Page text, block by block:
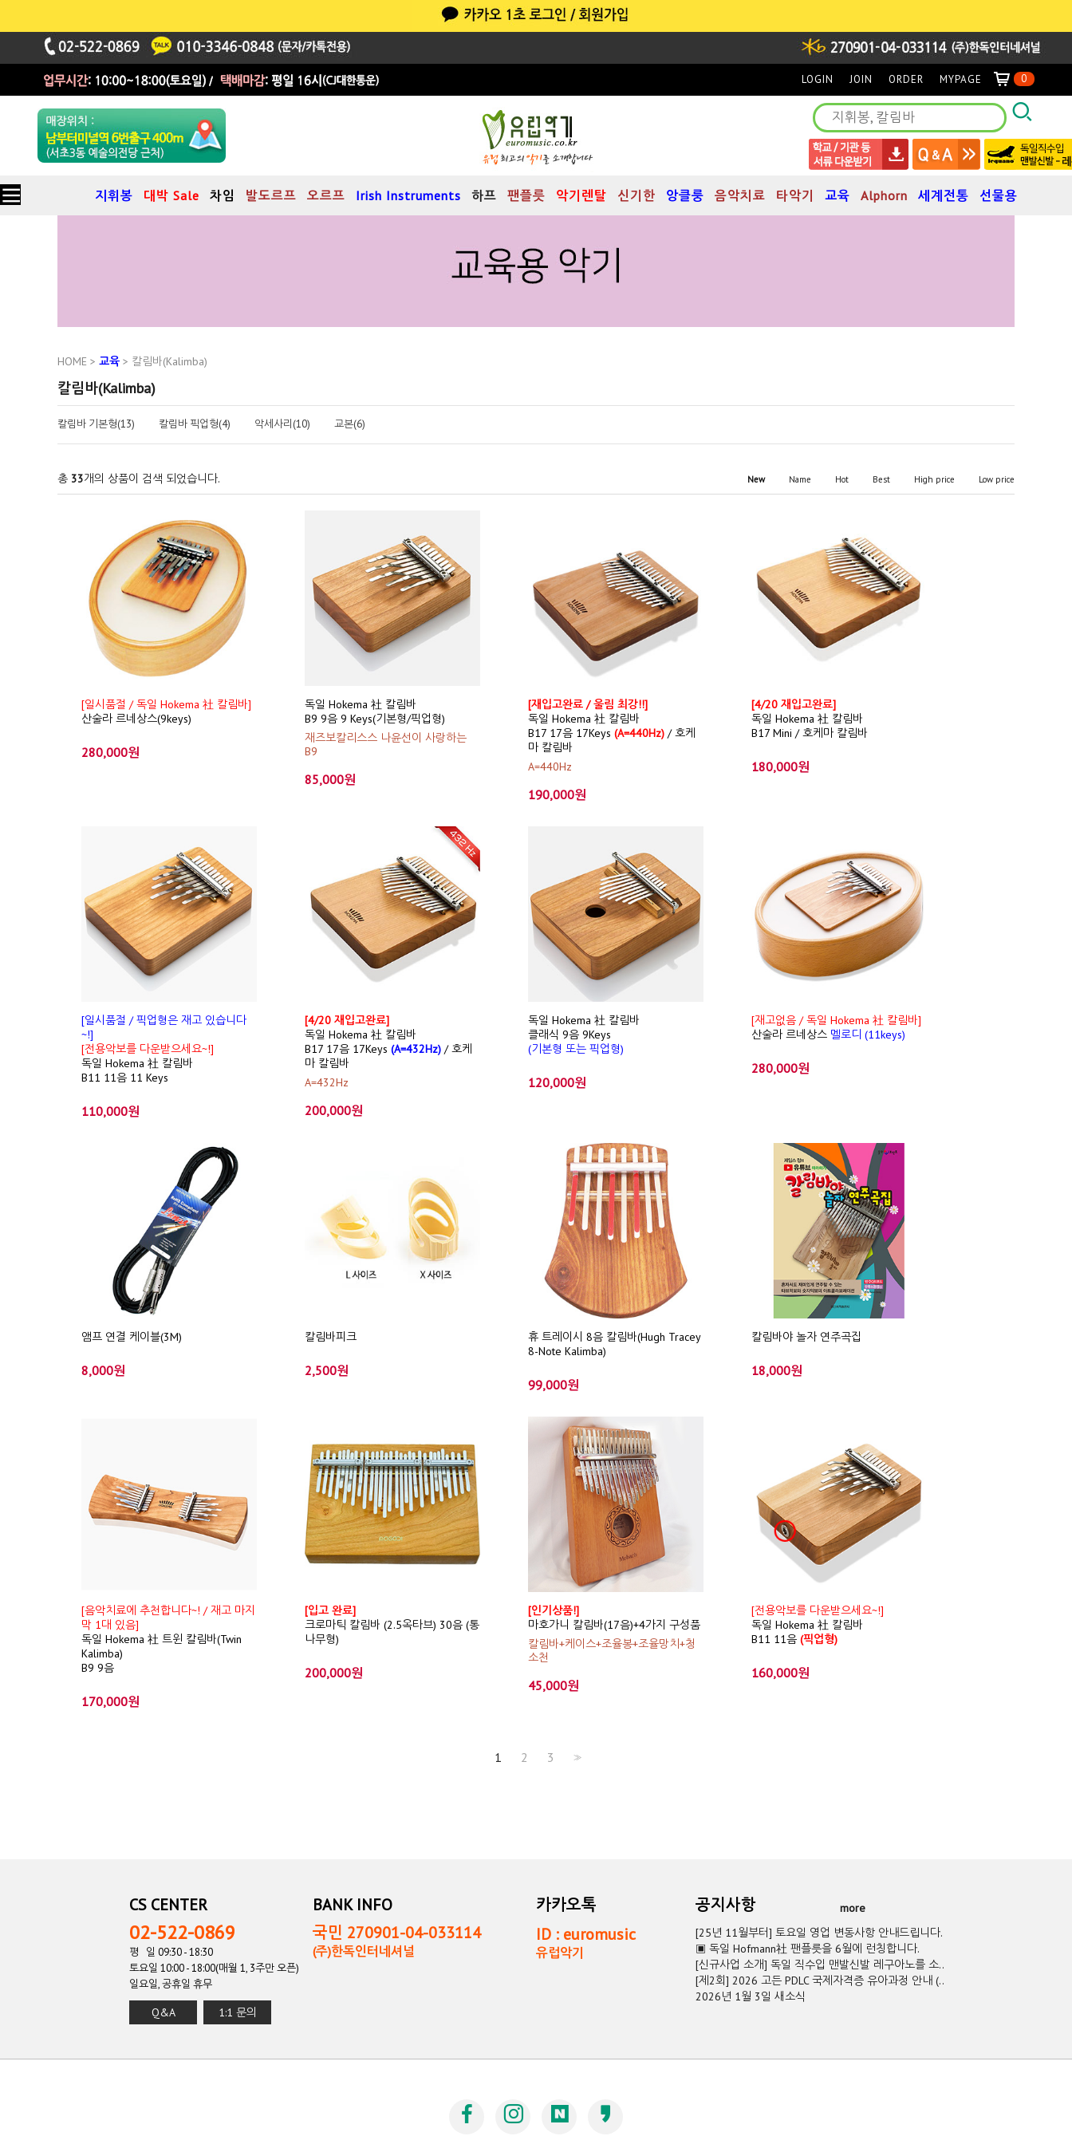
LOGIN JOIN ORDER MYPAGE 0
지휘봉 대박 Sale 차임 발도르프 오르프 Irish Instruments 하프 팬플릇 악기렌탈 신기한 앙클룽 음악치료 타악기 교육 Alphorn 세계전통 선물용
HOME > 교육 > 칼림바(Kalimba)
칼림바(Kalimba)
칼림바 기본형(13) 칼림바 픽업형(4) 악세사리(10) 교본(6)
총 33개의 상품이 검색 되었습니다. New Name Hot Best High price Low price
[일시품절 / 독일 Hokema 社 칼림바]
산술라 르네상스(9keys)
280,000원
독일 Hokema 社 칼림바
B9 9음 9 Keys(기본형/픽업형)
재즈보칼리스스 나윤선이 사랑하는
B9
85,000원
[재입고완료 / 울림 최강!!]
독일 Hokema 社 칼림바
B17 17음 17Keys (A=440Hz) / 호케
마 칼림바
A=440Hz
190,000원
[4/20 재입고완료]
독일 Hokema 社 칼림바
B17 Mini / 호케마 칼림바
180,000원
[일시품절 / 픽업형은 재고 있습니다
~!]
[전용악보를 다운받으세요~!]
독일 Hokema 社 칼림바
B11 11음 11 Keys
110,000원
[4/20 재입고완료]
독일 Hokema 社 칼림바
B17 17음 17Keys (A=432Hz) / 호케
마 칼림바
A=432Hz
200,000원
독일 Hokema 社 칼림바
클래식 9음 9Keys
(기본형 또는 픽업형)
120,000원
[재고없음 / 독일 Hokema 社 칼림바]
산술라 르네상스 멜로디 (11keys)
280,000원
앰프 연결 케이블(3M)
8,000원
칼림바피크
2,500원
휴 트레이시 8음 칼림바(Hugh Tracey
8-Note Kalimba)
99,000원
칼림바야 놀자 연주곡집
18,000원
[음악치료에 추천합니다~! / 재고 마지
막 1대 있음]
독일 Hokema 社 트윈 칼림바(Twin
Kalimba)
B9 9음
170,000원
[입고 완료]
크로마틱 칼림바 (2.5옥타브) 30음 (통
나무형)
200,000원
[인기상품!]
마호가니 칼림바(17음)+4가지 구성품
칼림바+케이스+조율봉+조율망치+청
소천
45,000원
[전용악보를 다운받으세요~!]
독일 Hokema 社 칼림바
B11 11음 (픽업형)
160,000원
1 2 3 >>
CS CENTER
02-522-0869
평 일 09:30 - 18:30
토요일 10:00 - 18:00(매월 1, 3주만 오픈)
일요일, 공휴일 휴무
Q&A 1:1 문의
BANK INFO
국민 270901-04-033114
(주)한독인터네셔널
카카오톡
ID : euromusic
유럽악기
공지사항
more
[25년 11월부터] 토요일 영업 변동사항 안내드립니다.
▣ 독일 Hofmann社 팬플릇을 6월에 런칭합니다.
[신규사업 소개] 독일 직수입 맨발신발 레구아노를 소..
[제2회] 2026 고든 PDLC 국제자격증 유아과정 안내 (..
2026년 1월 3일 새소식